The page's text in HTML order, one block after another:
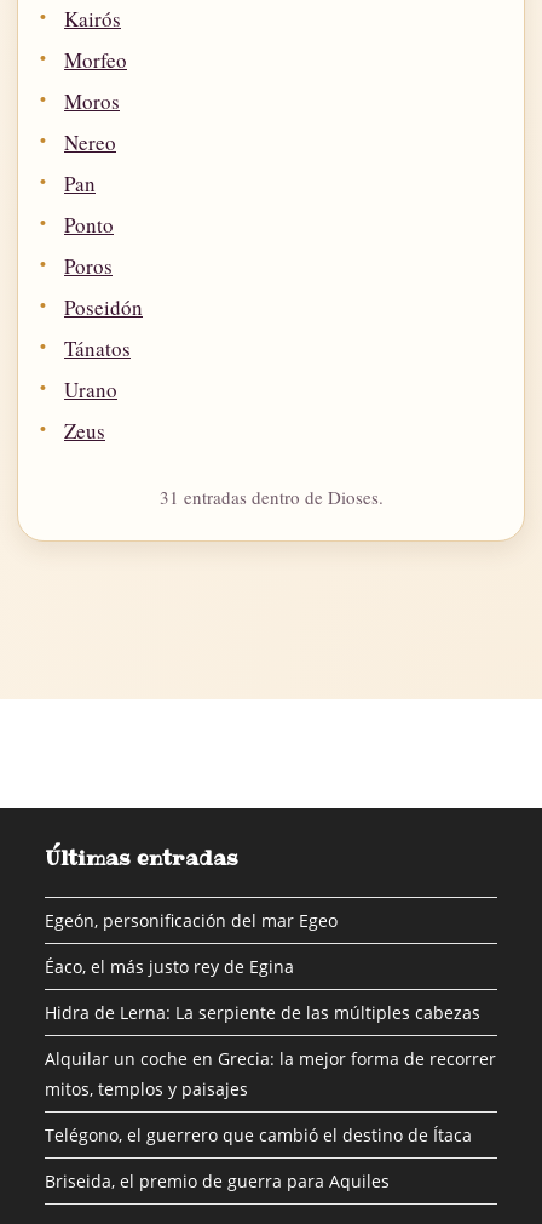
Kairós
Morfeo
Moros
Nereo
Pan
Ponto
Poros
Poseidón
Tánatos
Urano
Zeus
31 entradas dentro de Dioses.
Últimas entradas
Egeón, personificación del mar Egeo
Éaco, el más justo rey de Egina
Hidra de Lerna: La serpiente de las múltiples cabezas
Alquilar un coche en Grecia: la mejor forma de recorrer
mitos, templos y paisajes
Telégono, el guerrero que cambió el destino de Ítaca
Briseida, el premio de guerra para Aquiles